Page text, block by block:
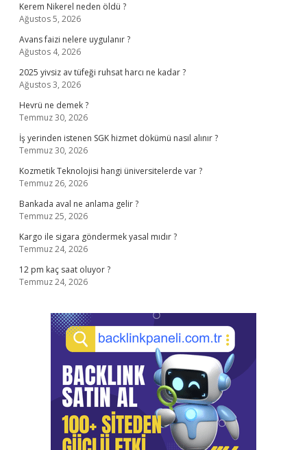
Kerem Nikerel neden öldü ?
Ağustos 5, 2026
Avans faizi nelere uygulanır ?
Ağustos 4, 2026
2025 yivsiz av tüfeği ruhsat harcı ne kadar ?
Ağustos 3, 2026
Hevrü ne demek ?
Temmuz 30, 2026
İş yerinden istenen SGK hizmet dökümü nasıl alınır ?
Temmuz 30, 2026
Kozmetik Teknolojisi hangi üniversitelerde var ?
Temmuz 26, 2026
Bankada aval ne anlama gelir ?
Temmuz 25, 2026
Kargo ile sigara göndermek yasal mıdır ?
Temmuz 24, 2026
12 pm kaç saat oluyor ?
Temmuz 24, 2026